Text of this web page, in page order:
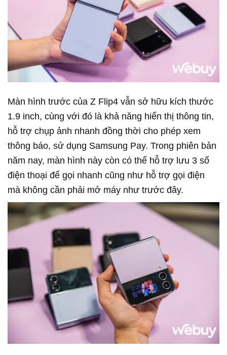
Màn hình trước của Z Flip4 vẫn sở hữu kích thước
1.9 inch, cùng với đó là khả năng hiển thị thông tin,
hỗ trợ chụp ảnh nhanh đồng thời cho phép xem
thông báo, sử dụng Samsung Pay. Trong phiên bản
năm nay, màn hình này còn có thể hỗ trợ lưu 3 số
điện thoại để gọi nhanh cũng như hỗ trợ gọi điện
mà không cần phải mở máy như trước đây.